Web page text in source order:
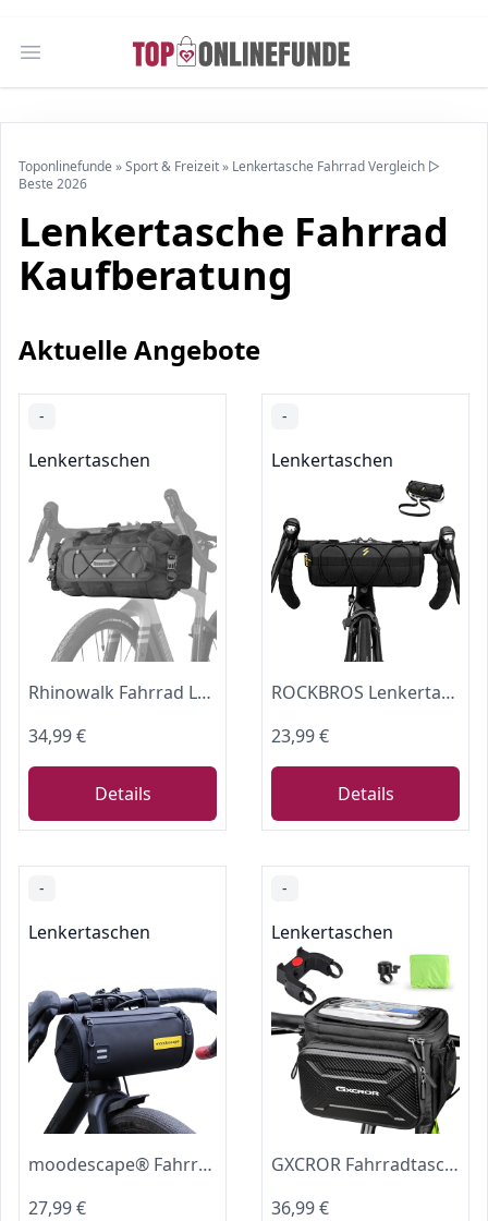
Open main menu
Toponlinefunde »Sport & Freizeit» Lenkertasche Fahrrad Vergleich ▷
Beste 2026
Lenkertasche Fahrrad
Kaufberatung
Aktuelle Angebote
-
Lenkertaschen
Rhinowalk Fahrrad Lenkertasche Wasserdicht 12L Fronttasche Lenkerrolle Fahrradtasche für Lenker Bikepacking Roll Bag Schultertasche Aufbewahrungstasche
34,99 €
Details
-
Lenkertaschen
ROCKBROS Lenkertasche Fahrradtasche 2,1L – Fahrradlenker Tasche für MTB, Rennrad, Gravel & E-Bike, Leichte & Robuste Bikepacking Tasche mit Schultergurt für Outdoor & Pendeln
23,99 €
Details
-
Lenkertaschen
moodescape® Fahrrad Lenkertasche, 2,6 Liter, Wasserdicht Fahrradtasche Lenker-Robustes recyceltes Polyester - Multifunktional bikepacking Fahrradtaschen Für Gravelbike, Rennrad MTB, e-Bike (Aero)
27,99 €
-
Lenkertaschen
GXCROR Fahrradtasche,6L,Lenkertasche Fahrrad,Fahrradtasche Lenker,Wasserdicht,Mit Lenkeradapter,Fahrradtaschen,Fahrrad Tasche Fahrradkorb Vorne Ebike
36,99 €